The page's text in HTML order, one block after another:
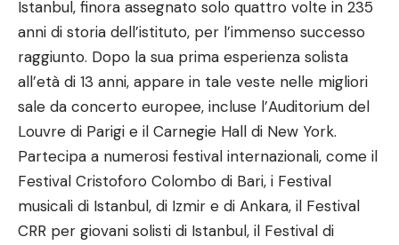
Istanbul, finora assegnato solo quattro volte in 235
anni di storia dell’istituto, per l’immenso successo
raggiunto. Dopo la sua prima esperienza solista
all’età di 13 anni, appare in tale veste nelle migliori
sale da concerto europee, incluse l’Auditorium del
Louvre di Parigi e il Carnegie Hall di New York.
Partecipa a numerosi festival internazionali, come il
Festival Cristoforo Colombo di Bari, i Festival
musicali di Istanbul, di Izmir e di Ankara, il Festival
CRR per giovani solisti di Istanbul, il Festival di